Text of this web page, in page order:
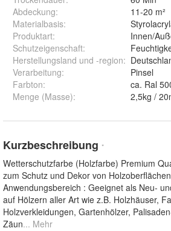
Abdeckung:
11-20 m²
Materialbasis:
Produktart:
Innen/
Schutzeigenschaft:
Herstellungsland und -region:
Verarbeitung:
Pinsel
Farbton:
ca. Ral
Menge (Masse):
Kurzbeschreibung *
Wetterschutzfarbe (Holzfarbe) Premium
zum Schutz und Dekor von
Anwendungsbereich : Geeignet als Neu-
auf Hölzern aller Art wie z.B. Holzhäuser,
Holzverkleidungen, Gartenhölzer,
Zäun... Mehr